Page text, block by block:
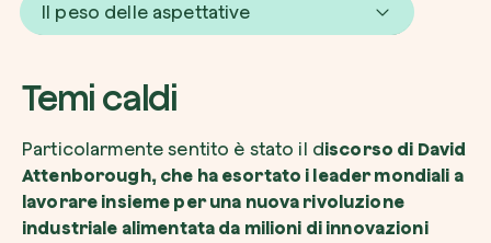
Il peso delle aspettative
Temi caldi
Particolarmente sentito è stato il discorso di David
Attenborough, che ha esortato i leader mondiali a
lavorare insieme per una nuova rivoluzione
industriale alimentata da milioni di innovazioni
Pianta un albero
Pianta, adotta o regala un albero. Scegli tra
specie.
Come ci hai conosciuto
Voglio ricevere comunicazioni e
da zeroCO2
Accetto l’informativa sullaPrivacydi